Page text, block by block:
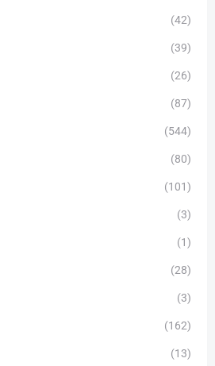
(42)
(39)
(26)
(87)
(544)
(80)
(101)
(3)
(1)
(28)
(3)
(162)
(13)